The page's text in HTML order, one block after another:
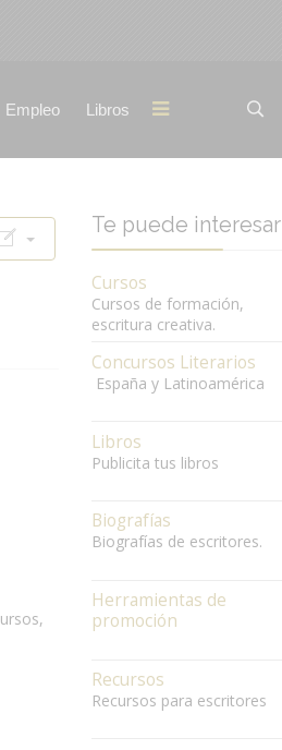
Empleo Libros
Te puede interesar
Cursos
Cursos de formación,
escritura creativa.
Concursos Literarios
España y Latinoamérica
Libros
Publicita tus libros
Biografías
Biografías de escritores.
Herramientas de
promoción
Recursos
Recursos para escritores